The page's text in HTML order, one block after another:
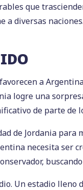
que
a diversas naciones.
a
logre una
de parte de
de Jordania para
necesita ser
Un estadio lleno